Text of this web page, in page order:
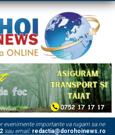
evenimente importante va rugam sa ne
sau email: redactia@dorohoinews.ro